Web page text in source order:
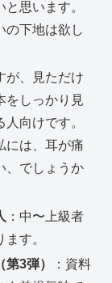
思います。
の下地は欲し
が、見ただけ
をしっかり見
向けです。
は、耳が痛
、でしょうか
：中〜上級者
す。
3弾）
：資料